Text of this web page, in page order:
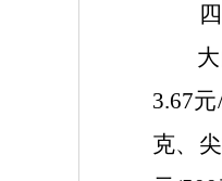
大
3.67元
克、